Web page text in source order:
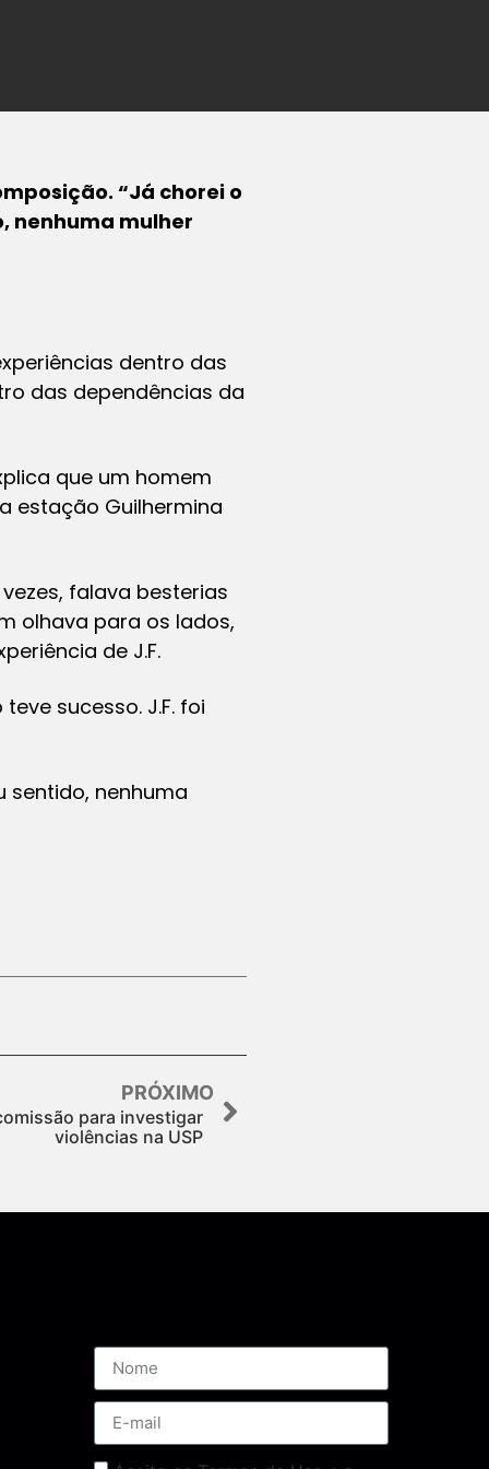
“Já chorei o
nenhuma mulher
dentro das
das dependências da
que um homem
estação Guilhermina
falava besterias
olhava para os lados,
de J.F.
sucesso. J.F. foi
sentido, nenhuma
PRÓXIMO
para investigar
violências na USP